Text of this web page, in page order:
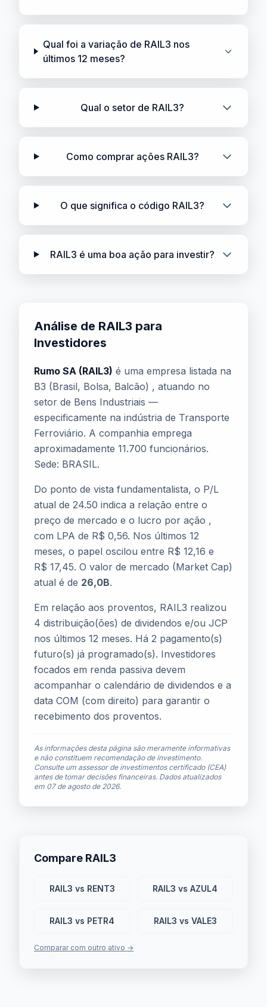
Qual foi a variação de RAIL3 nos
últimos 12 meses?
Qual o setor de RAIL3?
Como comprar ações RAIL3?
O que significa o código RAIL3?
RAIL3 é uma boa ação para investir?
Análise de RAIL3 para
Investidores
Rumo SA (RAIL3) é uma empresa listada na
B3 (Brasil, Bolsa, Balcão) , atuando no
setor de Bens Industriais —
especificamente na indústria de Transporte
Ferroviário. A companhia emprega
aproximadamente 11.700 funcionários.
Sede: BRASIL.
Do ponto de vista fundamentalista, o P/L
atual de 24.50 indica a relação entre o
preço de mercado e o lucro por ação ,
com LPA de R$ 0,56. Nos últimos 12
meses, o papel oscilou entre R$ 12,16 e
R$ 17,45. O valor de mercado (Market Cap)
atual é de 26,0B.
Em relação aos proventos, RAIL3 realizou
4 distribuição(ões) de dividendos e/ou JCP
nos últimos 12 meses. Há 2 pagamento(s)
futuro(s) já programado(s). Investidores
focados em renda passiva devem
acompanhar o calendário de dividendos e a
data COM (com direito) para garantir o
recebimento dos proventos.
As informações desta página são meramente informativas
e não constituem recomendação de investimento.
Consulte um assessor de investimentos certificado (CEA)
antes de tomar decisões financeiras. Dados atualizados
em 07 de agosto de 2026.
Compare RAIL3
RAIL3 vs RENT3 RAIL3 vs AZUL4
RAIL3 vs PETR4 RAIL3 vs VALE3
Comparar com outro ativo →